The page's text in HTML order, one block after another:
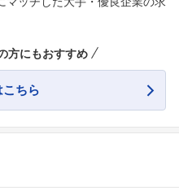
方にもおすすめ
ちら